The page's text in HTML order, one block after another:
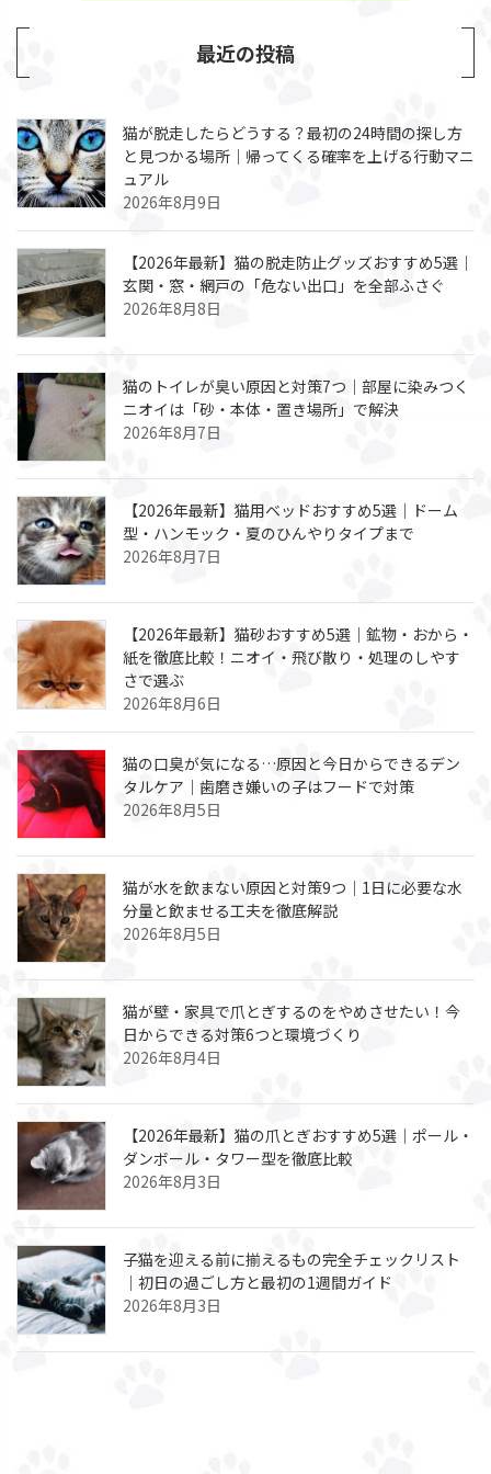
最近の投稿
猫が脱走したらどうする？最初の24時間の探し方
と見つかる場所｜帰ってくる確率を上げる行動マニ
ュアル
2026年8月9日
【2026年最新】猫の脱走防止グッズおすすめ5選｜
玄関・窓・網戸の「危ない出口」を全部ふさぐ
2026年8月8日
猫のトイレが臭い原因と対策7つ｜部屋に染みつく
ニオイは「砂・本体・置き場所」で解決
2026年8月7日
【2026年最新】猫用ベッドおすすめ5選｜ドーム
型・ハンモック・夏のひんやりタイプまで
2026年8月7日
【2026年最新】猫砂おすすめ5選｜鉱物・おから・
紙を徹底比較！ニオイ・飛び散り・処理のしやす
さで選ぶ
2026年8月6日
猫の口臭が気になる…原因と今日からできるデン
タルケア｜歯磨き嫌いの子はフードで対策
2026年8月5日
猫が水を飲まない原因と対策9つ｜1日に必要な水
分量と飲ませる工夫を徹底解説
2026年8月5日
猫が壁・家具で爪とぎするのをやめさせたい！今
日からできる対策6つと環境づくり
2026年8月4日
【2026年最新】猫の爪とぎおすすめ5選｜ポール・
ダンボール・タワー型を徹底比較
2026年8月3日
子猫を迎える前に揃えるもの完全チェックリスト
｜初日の過ごし方と最初の1週間ガイド
2026年8月3日